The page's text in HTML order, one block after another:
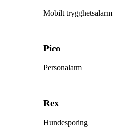
Mobilt trygghetsalarm
Pico
Personalarm
Rex
Hundesporing